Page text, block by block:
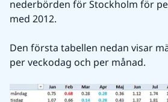
nederbörden för Stockholm för
med 2012.
Den första tabellen nedan visar
per veckodag och per månad.